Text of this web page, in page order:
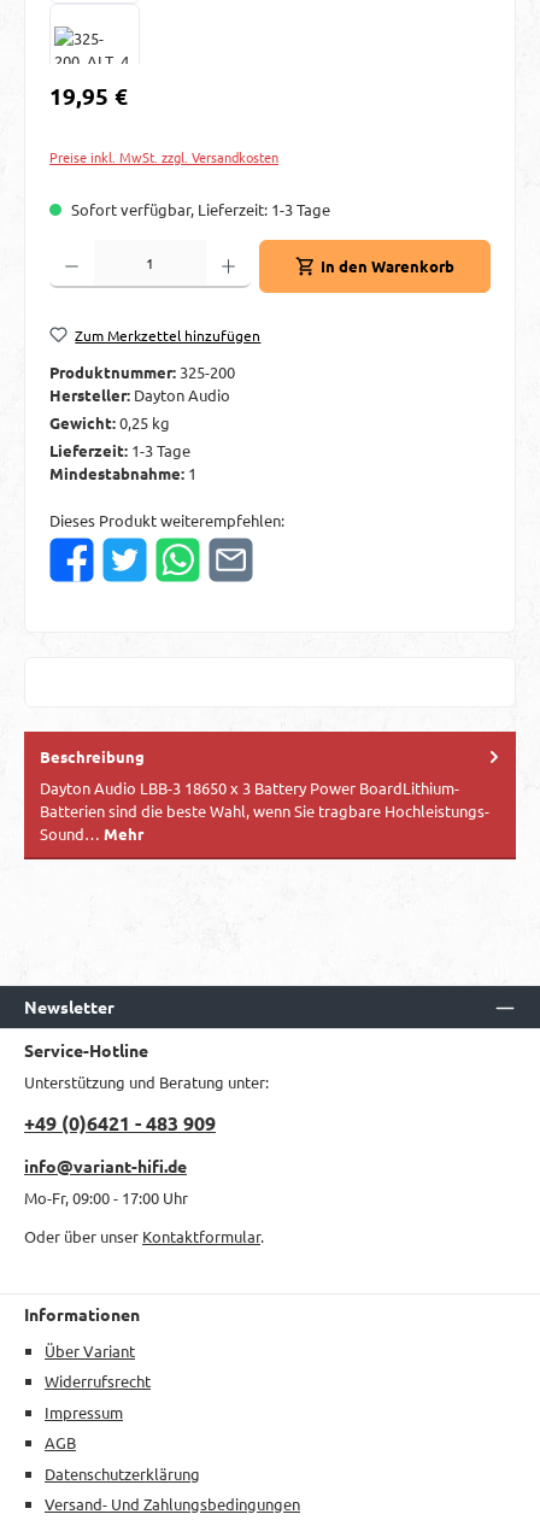
Regulärer Preis:
19,95 €
Preise inkl. MwSt. zzgl. Versandkosten
Sofort verfügbar, Lieferzeit: 1-3 Tage
Produkt Anzahl: Gib den gewünschten Wert ein oder benutze die Schaltflächen
In den Warenkorb
Zum Merkzettel hinzufügen
Produktnummer:325-200
Hersteller: Dayton Audio
Gewicht:0,25 kg
Lieferzeit: 1-3 Tage
Mindestabnahme: 1
Dieses Produkt weiterempfehlen:
Beschreibung
Dayton Audio LBB-3 18650 x 3 Battery Power BoardLithium-
Batterien sind die beste Wahl, wenn Sie tragbare Hochleistungs-
Sound… Mehr
Newsletter
Service-Hotline
Unterstützung und Beratung unter:
+49 (0)6421 - 483 909
info@variant-hifi.de
Mo-Fr, 09:00 - 17:00 Uhr
Oder über unser Kontaktformular.
Informationen
Über Variant
Widerrufsrecht
Impressum
AGB
Datenschutzerklärung
Versand- Und Zahlungsbedingungen